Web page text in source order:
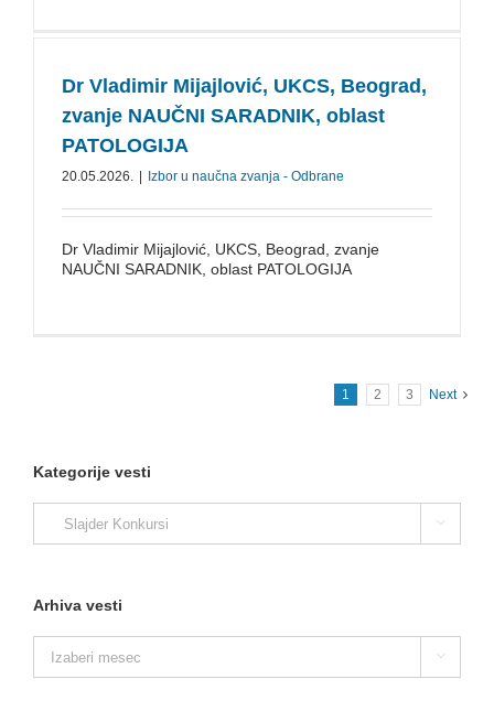
Dr Vladimir Mijajlović, UKCS, Beograd,
zvanje NAUČNI SARADNIK, oblast
PATOLOGIJA
20.05.2026. Izbor u naučna zvanja - Odbrane
Dr Vladimir Mijajlović, UKCS, Beograd, zvanje
NAUČNI SARADNIK, oblast PATOLOGIJA
1 2 3 Next
Kategorije vesti

Arhiva vesti
vesti
